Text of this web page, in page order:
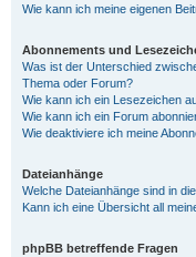
Wie kann ich meine eigenen
Abonnements und
Was ist der Unterschied
Thema oder Forum?
Wie kann ich ein Lesezeichen
Wie kann ich ein Forum
Wie deaktiviere ich meine
Dateianhänge
Welche Dateianhänge sind in
Kann ich eine Übersicht all
phpBB betreffende Fragen